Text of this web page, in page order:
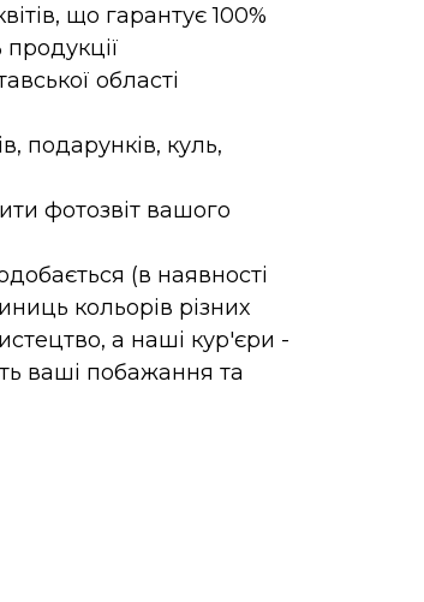
що гарантує 100%
продукції
області
подарунків, куль,
фотозвіт вашого
(в наявності
кольорів різних
а наші кур'єри -
ваші побажання та